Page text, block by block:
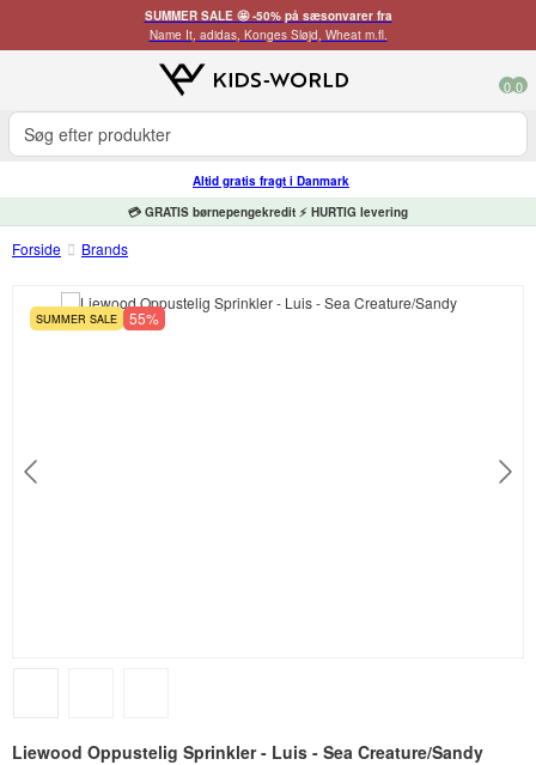
SUMMER SALE 🤩 -50% på sæsonvarer fra
Name It, adidas, Konges Sløjd, Wheat m.fl.
0 0
Altid gratis fragt i Danmark
💳 GRATIS børnepengekredit ⚡ HURTIG levering
Forside Brands
SUMMER SALE 55%
Liewood Oppustelig Sprinkler - Luis - Sea Creature/Sandy